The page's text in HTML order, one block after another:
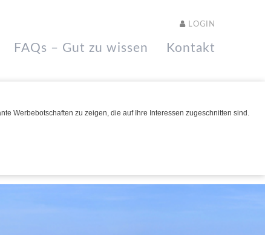
Werbebotschaften zu zeigen, die auf Ihre Interessen zugeschnitten sind.
LOGIN
FAQs – Gut zu wissen Kontakt